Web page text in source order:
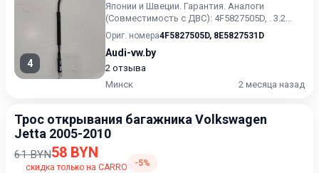
4
Японии и Швеции. Гарантия. Аналоги
(Совместимость с ДВС): 4F5827505D, . 3.2
Бензин. .
Ориг. номера4F5827505D, 8E5827531D
Audi-vw.by
2 отзыва
Минск
2 месяца назад
Трос открывания багажника Volkswagen
Jetta 2005-2010
61 BYN58 BYN
скидка только на CARRO -5%